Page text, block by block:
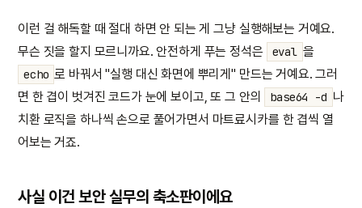
이런 걸 해독할 때 절대 하면 안 되는 게 그냥 실행해보는 거예요.
무슨 짓을 할지 모르니까요. 안전하게 푸는 정석은
eval 을
echo 로 바꿔서 "실행 대신 화면에 뿌리게" 만드는 거예요. 그러
면 한 겹이 벗겨진 코드가 눈에 보이고, 또 그 안의
base64 -d 나
치환 로직을 하나씩 손으로 풀어가면서 마트료시카를 한 겹씩 열
어보는 거죠.
사실 이건 보안 실무의 축소판이에요